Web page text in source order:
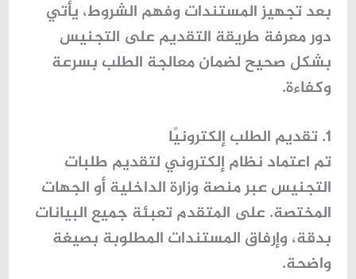
بعد تجهيز المستندات وفهم الشروط، يأتي
دور معرفة طريقة التقديم على التجنيس
بشكل صحيح لضمان معالجة الطلب بسرعة
وكفاءة.
1. تقديم الطلب إلكترونيًا
تم اعتماد نظام إلكتروني لتقديم طلبات
التجنيس عبر منصة وزارة الداخلية أو الجهات
المختصة. على المتقدم تعبئة جميع البيانات
بدقة، وإرفاق المستندات المطلوبة بصيغة
واضحة.